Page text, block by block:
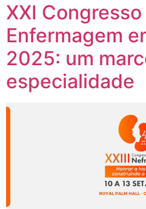
XXI
Enfermagem
2025: um
especialidade